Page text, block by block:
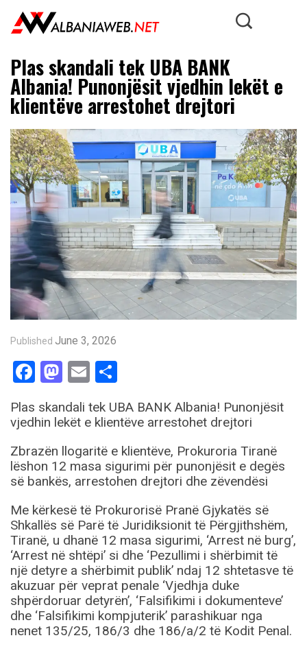
Plas skandali tek UBA BANK
Albania! Punonjësit vjedhin lekët e
klientëve arrestohet drejtori
Published June 3, 2026
Facebook
Mastodon
Email
Plas skandali tek UBA BANK Albania! Punonjësit
vjedhin lekët e klientëve arrestohet drejtori
Zbrazën llogaritë e klientëve, Prokuroria Tiranë
lëshon 12 masa sigurimi për punonjësit e degës
së bankës, arrestohen drejtori dhe zëvendësi
Me kërkesë të Prokurorisë Pranë Gjykatës së
Shkallës së Parë të Juridiksionit të Përgjithshëm,
Tiranë, u dhanë 12 masa sigurimi, ‘Arrest në burg’,
‘Arrest në shtëpi’ si dhe ‘Pezullimi i shërbimit të
një detyre a shërbimit publik’ ndaj 12 shtetasve të
akuzuar për veprat penale ‘Vjedhja duke
shpërdoruar detyrën’, ‘Falsifikimi i dokumenteve’
dhe ‘Falsifikimi kompjuterik’ parashikuar nga
nenet 135/25, 186/3 dhe 186/a/2 të Kodit Penal.